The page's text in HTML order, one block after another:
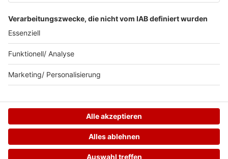
WERBUNG SCHALTEN
© RADIO BOB GmbH & Co. KG